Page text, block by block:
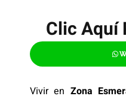
Clic Aquí
Vivir en Zona